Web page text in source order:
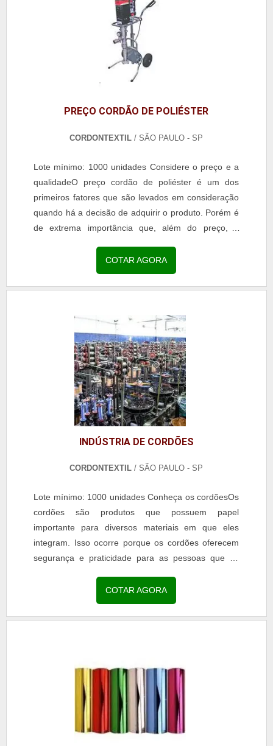
PREÇO CORDÃO DE POLIÉSTER
CORDONTEXTIL / SÃO PAULO - SP
Lote mínimo: 1000 unidades Considere o preço e a
qualidadeO preço cordão de poliéster é um dos
primeiros fatores que são levados em consideração
quando há a decisão de adquirir o produto. Porém é
de extrema importância que, além do preço, o
COTAR AGORA
INDÚSTRIA DE CORDÕES
CORDONTEXTIL / SÃO PAULO - SP
Lote mínimo: 1000 unidades Conheça os cordõesOs
cordões são produtos que possuem papel
importante para diversos materiais em que eles
integram. Isso ocorre porque os cordões oferecem
segurança e praticidade para as pessoas que os
benéficos uma vez que podem...
COTAR AGORA